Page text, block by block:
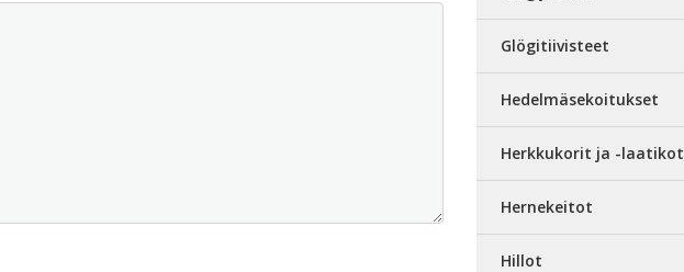
Glögitiivisteet
Hedelmäsekoitukset
Herkkukorit ja -laatikot
Hernekeitot
Hillot